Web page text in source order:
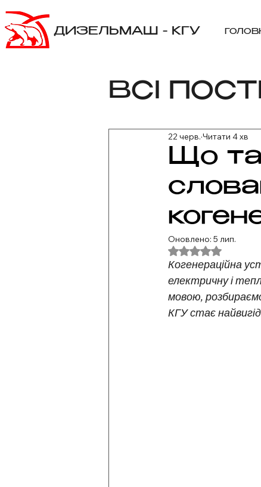
ДИЗЕЛЬМАШ - КГУ
ВСІ
Що
22 черв. Читати 4 хв
Оновлено: 5 лип.
Оцінка: NaN з 5
Когенераційна
електричну і
мовою,
КГУ стає